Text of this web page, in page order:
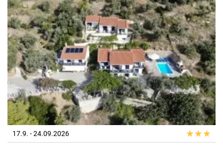
17.9. - 24.09.2026